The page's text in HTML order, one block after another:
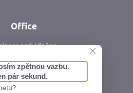
Office
park Vlněna
Česká republika
DIČ: CZ06762409